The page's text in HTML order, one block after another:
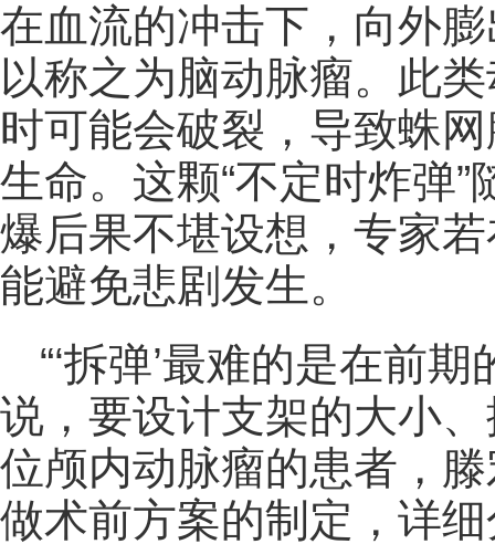
在血流的冲击下，向外
以称之为脑动脉瘤。此
时可能会破裂，导致蛛
生命。这颗“不定时炸弹
爆后果不堪设想，专家
能避免悲剧发生。
“‘拆弹’最难的是在前
说，要设计支架的大小
位颅内动脉瘤的患者，
做术前方案的制定，详